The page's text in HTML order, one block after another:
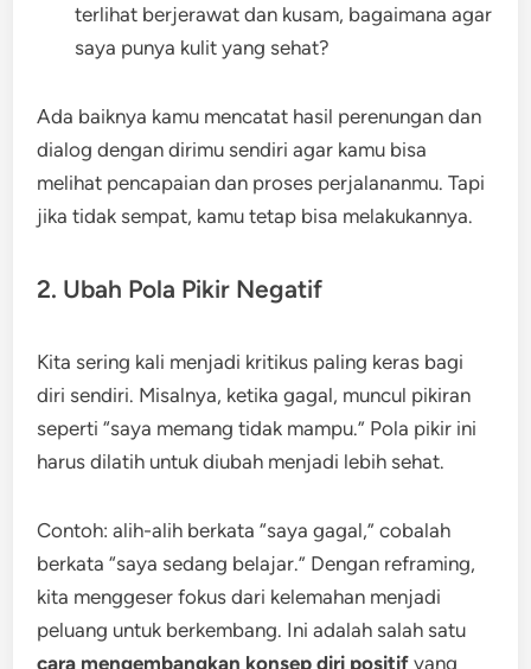
terlihat berjerawat dan kusam, bagaimana agar
saya punya kulit yang sehat?
Ada baiknya kamu mencatat hasil perenungan dan
dialog dengan dirimu sendiri agar kamu bisa
melihat pencapaian dan proses perjalananmu. Tapi
jika tidak sempat, kamu tetap bisa melakukannya.
2. Ubah Pola Pikir Negatif
Kita sering kali menjadi kritikus paling keras bagi
diri sendiri. Misalnya, ketika gagal, muncul pikiran
seperti “saya memang tidak mampu.” Pola pikir ini
harus dilatih untuk diubah menjadi lebih sehat.
Contoh: alih-alih berkata “saya gagal,” cobalah
berkata “saya sedang belajar.” Dengan reframing,
kita menggeser fokus dari kelemahan menjadi
peluang untuk berkembang. Ini adalah salah satu
cara mengembangkan konsep diri positif yang